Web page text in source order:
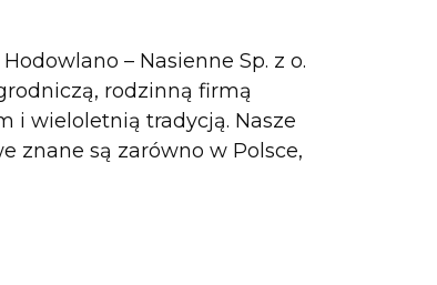
– Nasienne Sp. z o.
rodzinną firmą
i wieloletnią tradycją. Nasze
znane są zarówno w Polsce,